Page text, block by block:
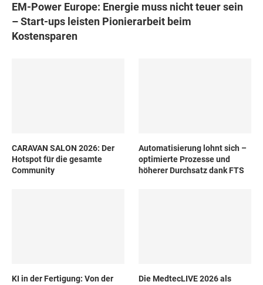
EM-Power Europe: Energie muss nicht teuer sein
– Start-ups leisten Pionierarbeit beim
Kostensparen
CARAVAN SALON 2026: Der
Hotspot für die gesamte
Community
Automatisierung lohnt sich –
optimierte Prozesse und
höherer Durchsatz dank FTS
KI in der Fertigung: Von der
Die MedtecLIVE 2026 als